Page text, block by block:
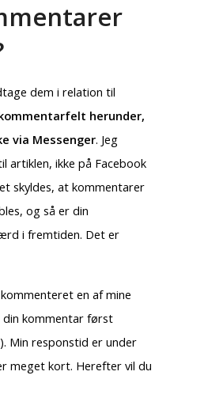
dem i relation til
herunder,
via Messenger. Jeg
artiklen, ikke på Facebook
skyldes, at kommentarer
og så er din
i fremtiden. Det er
en af mine
din kommentar først
Min responstid er under
meget kort. Herefter vil du